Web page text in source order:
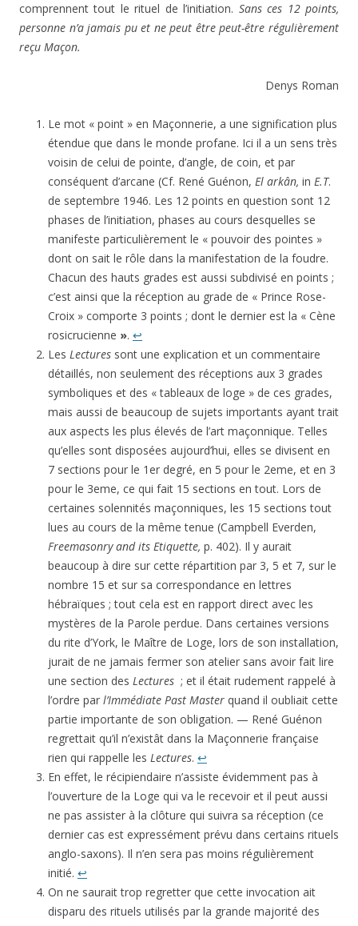
comprennent tout le rituel de l’initiation. Sans ces 12 points,
personne n’a jamais pu et ne peut être peut-être régulièrement
reçu Maçon.
Denys Roman
Le mot « point » en Maçonnerie, a une signification plus
étendue que dans le monde profane. Ici il a un sens très
voisin de celui de pointe, d’angle, de coin, et par
conséquent d’arcane (Cf. René Guénon, El arkân, in E.T.
de septembre 1946. Les 12 points en question sont 12
phases de l’initiation, phases au cours desquelles se
manifeste particulièrement le « pouvoir des pointes »
dont on sait le rôle dans la manifestation de la foudre.
Chacun des hauts grades est aussi subdivisé en points ;
c’est ainsi que la réception au grade de « Prince Rose-
Croix » comporte 3 points ; dont le dernier est la « Cène
rosicrucienne ». ↩
Les Lectures sont une explication et un commentaire
détaillés, non seulement des réceptions aux 3 grades
symboliques et des « tableaux de loge » de ces grades,
mais aussi de beaucoup de sujets importants ayant trait
aux aspects les plus élevés de l’art maçonnique. Telles
qu’elles sont disposées aujourd’hui, elles se divisent en
7 sections pour le 1er degré, en 5 pour le 2eme, et en 3
pour le 3eme, ce qui fait 15 sections en tout. Lors de
cer­taines solennités maçonniques, les 15 sections tout
lues au cours de la même tenue (Campbell Everden,
Freemasonry and its Etiquette, p. 402). Il y aurait
beaucoup à dire sur cette répartition par 3, 5 et 7, sur le
nombre 15 et sur sa correspondance en lettres
hébraïques ; tout cela est en rapport direct avec les
mystères de la Parole perdue. Dans certaines versions
du rite d’York, le Maître de Loge, lors de son installation,
jurait de ne jamais fermer son atelier sans avoir fait lire
une section des Lectures ; et il était rudement rappelé à
l’ordre par l’Immédiate Past Master quand il oubliait cette
partie importante de son obligation. — René Guénon
regrettait qu’il n’existât dans la Maçonnerie française
rien qui rappelle les Lectures. ↩
En effet, le récipiendaire n’assiste évidemment pas à
l’ouverture de la Loge qui va le recevoir et il peut aussi
ne pas assister à la clôture qui suivra sa réception (ce
dernier cas est expressément prévu dans certains rituels
anglo-saxons). Il n’en sera pas moins régulièrement
initié. ↩
On ne saurait trop regretter que cette invocation ait
disparu des rituels utilisés par la grande majorité des